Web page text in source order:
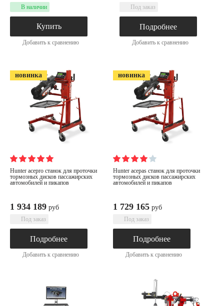
В наличии
Купить
Добавить к сравнению
Под заказ
Подробнее
Добавить к сравнению
новинка
hunter acepro станок для проточки
тормозных дисков пассажирских
автомобилей и пикапов
1 934 189 руб
Под заказ
Подробнее
Добавить к сравнению
новинка
hunter acepas станок для проточки
тормозных дисков пассажирских
автомобилей и пикапов
1 729 165 руб
Под заказ
Подробнее
Добавить к сравнению